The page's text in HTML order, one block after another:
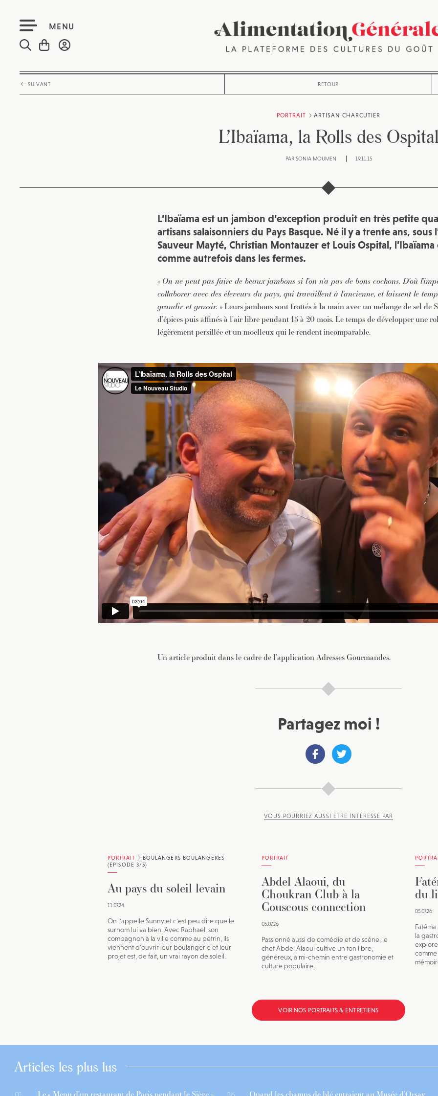
MENU
SUIVANT RETOUR
PORTRAIT ARTISAN CHARCUTIER
L’Ibaïama, la Rolls des
PAR SONIA MOUMEN 19.11.15
L’Ibaïama est un jambon d’exception produit en très petite
artisans salaisonniers du Pays Basque. Né il y a trente ans, sous
Sauveur Mayté, Christian Montauzer et Louis Ospital,
comme autrefois dans les fermes.
« On ne peut pas faire de beaux jambons si l’on n’a pas de bons cochons. D’où
collaborer avec des éleveurs du pays, qui travaillent à l’ancienne, et laissent le
grandir et grossir. » Leurs jambons sont frottés à la main avec un mélange de sel de
d’épices puis affinés à l’air libre pendant 15 à 20 mois. Le temps de développer une
légèrement persillée et un moelleux qui le rendent incomparable.
Un article produit dans le cadre de l’application Adresses Gourmandes.
Partagez moi !
VOUS POURRIEZ AUSSI ÊTRE INTÉRESSÉ PAR
PORTRAIT
BOULANGERS BOULANGÈRES
(ÉPISODE 3/5)
Au pays du soleil levain
11.07.24
On l'appelle Sunny et c'est peu dire que le
surnom lui va bien. Avec Raphaël, son
compagnon à la ville comme au pétrin, ils
viennent d'ouvrir leur boulangerie et leur
projet est, de fait, un vrai rayon de soleil.
PORTRAIT
Abdel Alaoui, du
Choukran Club à la
Couscous connection
05.07.26
Passionné aussi de comédie et de scène, le
chef Abdel Alaoui cultive un ton libre,
généreux, à mi-chemin entre gastronomie et
culture populaire.
du
05.07.26
la
VOIR NOS PORTRAITS & ENTRETIENS
Articles les plus lus